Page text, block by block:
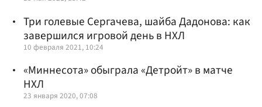
Три голевые Сергачева, шайба Дадонова: как
завершился игровой день в НХЛ
10 февраля 2021, 10:24
«Миннесота» обыграла «Детройт» в матче
НХЛ
23 января 2020, 07:08